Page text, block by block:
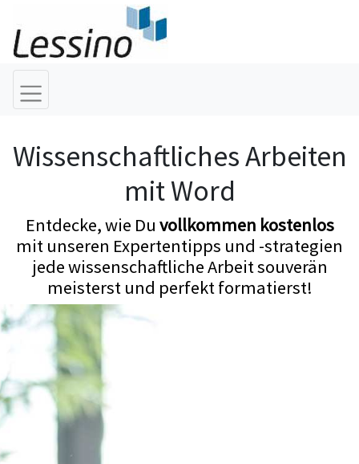
Wissenschaftliches Arbeiten
mit Word
Entdecke, wie Du vollkommen kostenlos
mit unseren Expertentipps und -strategien
jede wissenschaftliche Arbeit souverän
meisterst und perfekt formatierst!